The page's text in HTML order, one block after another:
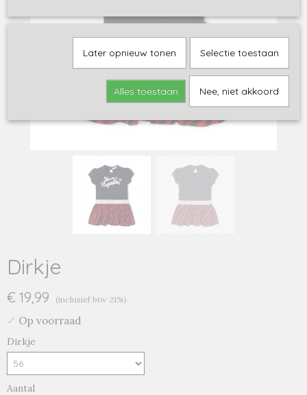
Dirkje
€ 19,99 (inclusief btw 21%)
✓ Op voorraad
Dirkje
Aantal
Later opnieuw tonen Selectie toestaan
Alles toestaan Nee, niet akkoord